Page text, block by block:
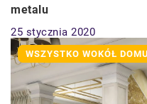
metalu
25 stycznia 2020
WSZYSTKO WOKÓŁ DOMU